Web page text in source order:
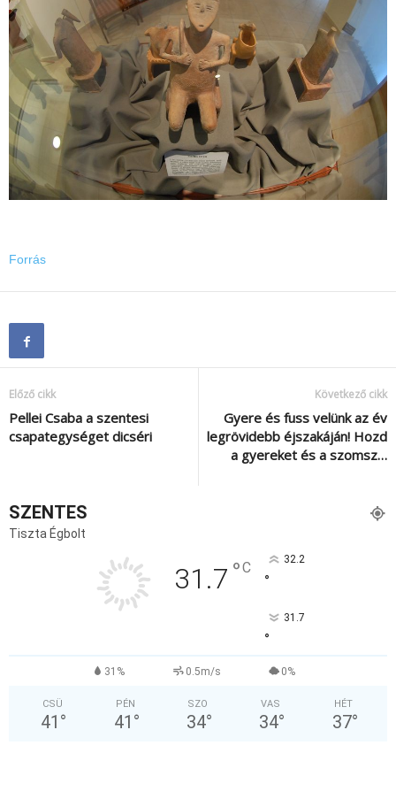
Forrás
Előző cikk
Pellei Csaba a szentesi
csapategységet dicséri
Következő cikk
Gyere és fuss velünk az év
legrövidebb éjszakáján! Hozd
a gyereket és a szomsz…
SZENTES
Tiszta Égbolt
31.7 °C 32.2
°
31.7
°
31% 0.5m/s 0%
CSÜ
41 °
PÉN
41 °
SZO
34°
VAS
34°
HÉT
37°